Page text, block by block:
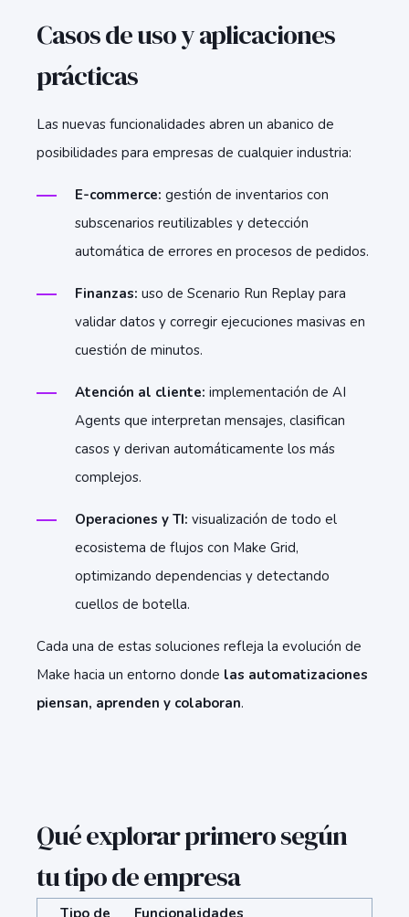
Casos de uso y aplicaciones
prácticas
Las nuevas funcionalidades abren un abanico de
posibilidades para empresas de cualquier industria:
E-commerce: gestión de inventarios con
subscenarios reutilizables y detección
automática de errores en procesos de pedidos.
Finanzas: uso de Scenario Run Replay para
validar datos y corregir ejecuciones masivas en
cuestión de minutos.
Atención al cliente: implementación de AI
Agents que interpretan mensajes, clasifican
casos y derivan automáticamente los más
complejos.
Operaciones y TI: visualización de todo el
ecosistema de flujos con Make Grid,
optimizando dependencias y detectando
cuellos de botella.
Cada una de estas soluciones refleja la evolución de
Make hacia un entorno donde las automatizaciones
piensan, aprenden y colaboran.
Qué explorar primero según
tu tipo de empresa
Tipo de Funcionalidades